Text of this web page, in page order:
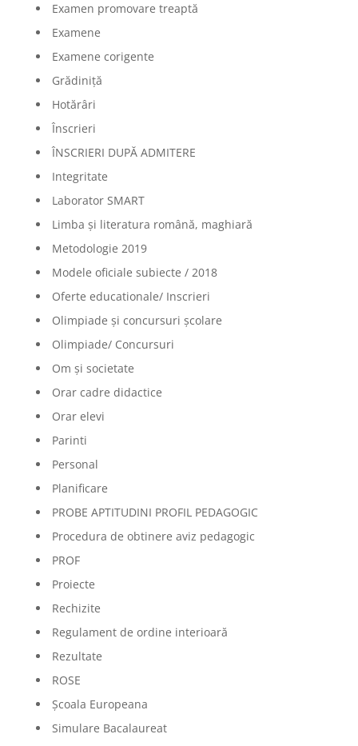
Examen promovare treaptă
Examene
Examene corigente
Grădiniță
Hotărâri
Înscrieri
ÎNSCRIERI DUPĂ ADMITERE
Integritate
Laborator SMART
Limba şi literatura română, maghiară
Metodologie 2019
Modele oficiale subiecte / 2018
Oferte educationale/ Inscrieri
Olimpiade şi concursuri şcolare
Olimpiade/ Concursuri
Om și societate
Orar cadre didactice
Orar elevi
Parinti
Personal
Planificare
PROBE APTITUDINI PROFIL PEDAGOGIC
Procedura de obtinere aviz pedagogic
PROF
Proiecte
Rechizite
Regulament de ordine interioară
Rezultate
ROSE
Școala Europeana
Simulare Bacalaureat